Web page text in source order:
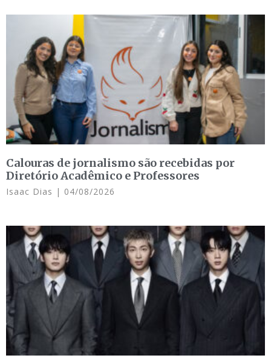
Calouras de jornalismo são recebidas por
Diretório Acadêmico e Professores
Isaac Dias 04/08/2026